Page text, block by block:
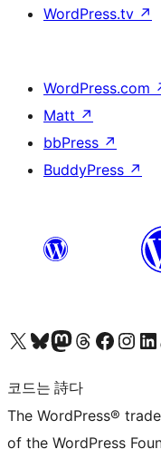
WordPress.tv ↗
WordPress.com
Matt ↗
bbPress ↗
BuddyPress ↗
X(이전 트위터) 계정 방문하기블루스카이 계정 방문하기마스토돈 계정 방문하기스레드 계정 방문하기 페이스북 페이지 방문하기인스타그램 계정 방문하기 LinkedIn 계정 방문하기
코드는 詩다
The WordPress®
of the WordPress